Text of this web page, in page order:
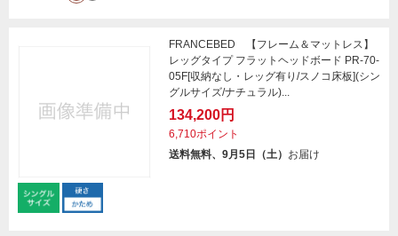
FRANCEBED 【フレーム＆マットレス】
レッグタイプ フラットヘッドボード PR-70-
05F[収納なし・レッグ有り/スノコ床板](シン
グルサイズ/ナチュラル)...
134,200円
6,710ポイント
送料無料、9月5日（土） お届け